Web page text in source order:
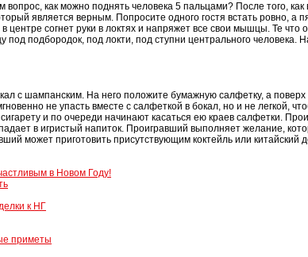
вопрос, как можно поднять человека 5 пальцами? После того,
является верным. Попросите одного гостя встать ровно, а
в центре согнет руки в локтях и напряжет все свои мышцы. Те что
под подбородок, под локти, под ступни центрального человека.
с шампанским. На него положите бумажную салфетку, а
не упасть вместе с салфеткой в бокал, но и не легкой,
и по очереди начинают касаться ею краев салфетки.
в игристый напиток. Проигравший выполняет желание,
может приготовить присутствующим коктейль или китайский
в Новом Году!
к НГ
приметы